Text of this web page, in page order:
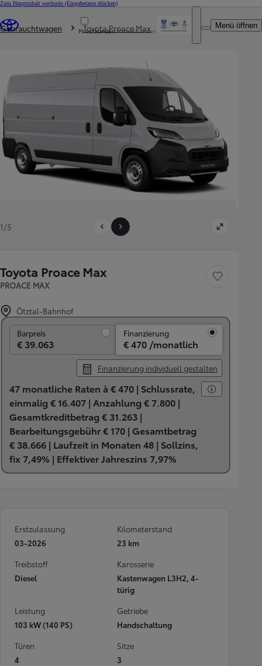
Zum Hauptinhalt wechseln (Eingabetaste drücken)
Privatkunden Firmenkunden
Menü öffnen
Du bist hier
Gebrauchtwagen Toyota Proace Max
1/5
Toyota Proace Max
PROACE MAX
Fahrzeug speichern
Ötztal-Bahnhof
Barpreis
€ 39.063
Finanzierung
€ 470 /monatlich
Finanzierung individuell gestalten
47 monatliche Raten à € 470 | Schlussrate,
einmalig € 16.407 | Anzahlung € 7.800 |
Gesamtkreditbetrag € 31.263 |
Bearbeitungsgebühr € 170 | Gesamtbetrag
€ 38.666 | Laufzeit in Monaten 48 | Sollzins,
fix 7,49% | Effektiver Jahreszins 7,97%
Erstzulassung
03-2026
Kilometerstand
23 km
Treibstoff
Diesel
Karosserie
Kastenwagen L3H2, 4-
türig
Leistung
103 kW (140 PS)
Getriebe
Handschaltung
Türen
4
Sitze
3